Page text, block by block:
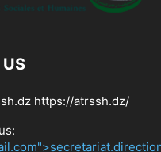
https://atrssh.dz/